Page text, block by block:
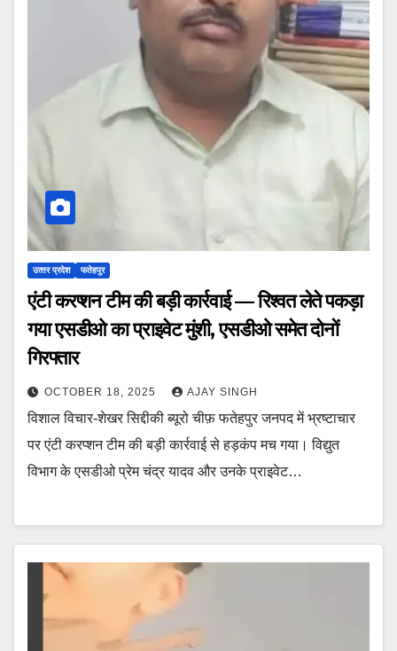
उत्‍तर प्रदेश फतेहपुर
एंटी करप्शन टीम की बड़ी कार्रवाई — रिश्वत लेते पकड़ा
गया एसडीओ का प्राइवेट मुंशी, एसडीओ समेत दोनों
गिरफ्तार
OCTOBER 18, 2025 AJAY SINGH
विशाल विचार-शेखर सिद्दीकी ब्यूरो चीफ़ फतेहपुर जनपद में भ्रष्टाचार
पर एंटी करप्शन टीम की बड़ी कार्रवाई से हड़कंप मच गया। विद्युत
विभाग के एसडीओ प्रेम चंद्र यादव और उनके प्राइवेट…